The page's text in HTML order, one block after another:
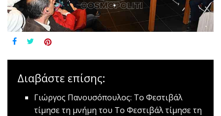
Διαβάστε επίσης:
Γιώργος Πανουσόπουλος: Το Φεστιβάλ
τίμησε τη μνήμη του Το Φεστιβάλ τίμησε τη